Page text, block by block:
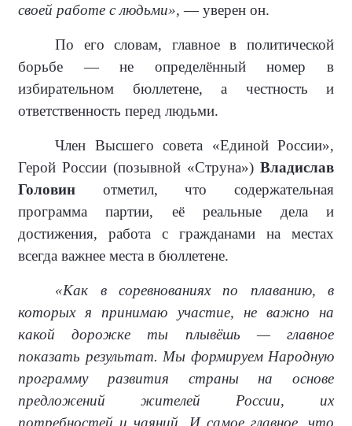
своей работе с людьми», — уверен он.
По его словам, главное в политической
борьбе — не определённый номер в
избирательном бюллетене, а честность и
ответственность перед людьми.
Член Высшего совета «Единой России»,
Герой России (позывной «Струна») Владислав
Головин отметил, что содержательная
программа партии, её реальные дела и
достижения, работа с гражданами на местах
всегда важнее места в бюллетене.
«Как в соревнованиях по плаванию, в
которых я принимаю участие, не важно на
какой дорожке ты плывёшь — главное
показать результат. Мы формируем Народную
программу развития страны на основе
предложений жителей России, их
потребностей и чаяний. И самое главное, что